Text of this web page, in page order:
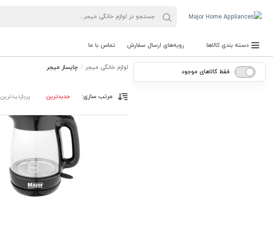
دسته بندی کالاها رویه‌های ارسال سفارش تماس با ما
لوازم خانگی میجر چایساز میجر
مرتب سازی: جدیدترین پربازدیدترین
فقط کالاهای موجود